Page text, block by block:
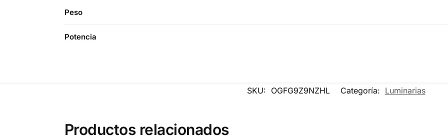
Peso
Potencia
SKU: OGFG9Z9NZHL Categoría: Luminarias
Productos relacionados